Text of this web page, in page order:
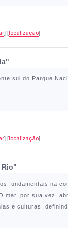
] [localização]
sul do Parque
] [localização]
Rio"
fundamentais na
mar, por sua vez,
e culturas,